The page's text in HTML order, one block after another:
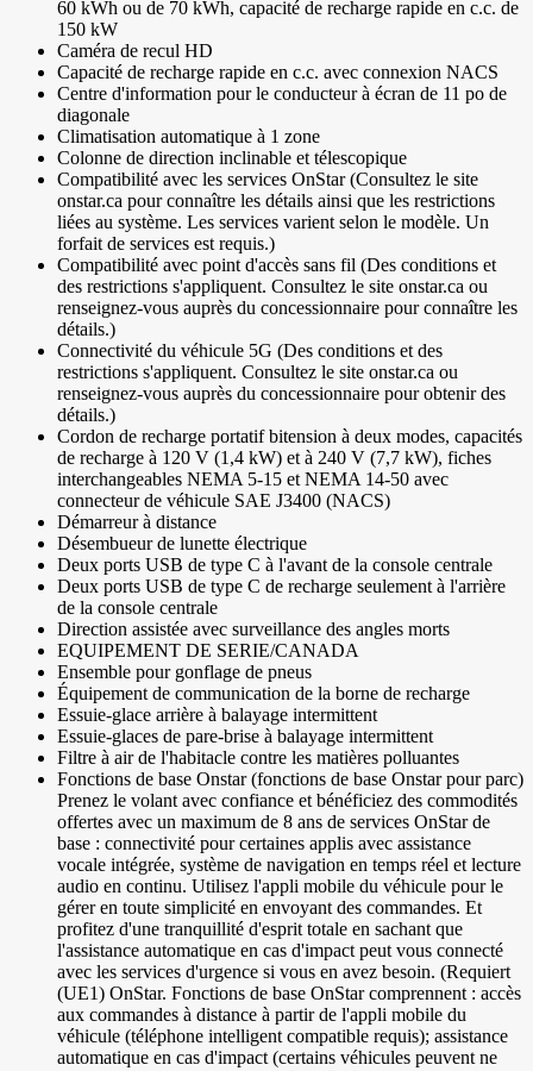
60 kWh ou de 70 kWh, capacité de recharge rapide en c.c. de
150 kW
Caméra de recul HD
Capacité de recharge rapide en c.c. avec connexion NACS
Centre d'information pour le conducteur à écran de 11 po de
diagonale
Climatisation automatique à 1 zone
Colonne de direction inclinable et télescopique
Compatibilité avec les services OnStar (Consultez le site
onstar.ca pour connaître les détails ainsi que les restrictions
liées au système. Les services varient selon le modèle. Un
forfait de services est requis.)
Compatibilité avec point d'accès sans fil (Des conditions et
des restrictions s'appliquent. Consultez le site onstar.ca ou
renseignez-vous auprès du concessionnaire pour connaître les
détails.)
Connectivité du véhicule 5G (Des conditions et des
restrictions s'appliquent. Consultez le site onstar.ca ou
renseignez-vous auprès du concessionnaire pour obtenir des
détails.)
Cordon de recharge portatif bitension à deux modes, capacités
de recharge à 120 V (1,4 kW) et à 240 V (7,7 kW), fiches
interchangeables NEMA 5-15 et NEMA 14-50 avec
connecteur de véhicule SAE J3400 (NACS)
Démarreur à distance
Désembueur de lunette électrique
Deux ports USB de type C à l'avant de la console centrale
Deux ports USB de type C de recharge seulement à l'arrière
de la console centrale
Direction assistée avec surveillance des angles morts
EQUIPEMENT DE SERIE/CANADA
Ensemble pour gonflage de pneus
Équipement de communication de la borne de recharge
Essuie-glace arrière à balayage intermittent
Essuie-glaces de pare-brise à balayage intermittent
Filtre à air de l'habitacle contre les matières polluantes
Fonctions de base Onstar (fonctions de base Onstar pour parc)
Prenez le volant avec confiance et bénéficiez des commodités
offertes avec un maximum de 8 ans de services OnStar de
base : connectivité pour certaines applis avec assistance
vocale intégrée, système de navigation en temps réel et lecture
audio en continu. Utilisez l'appli mobile du véhicule pour le
gérer en toute simplicité en envoyant des commandes. Et
profitez d'une tranquillité d'esprit totale en sachant que
l'assistance automatique en cas d'impact peut vous connecté
avec les services d'urgence si vous en avez besoin. (Requiert
(UE1) OnStar. Fonctions de base OnStar comprennent : accès
aux commandes à distance à partir de l'appli mobile du
véhicule (téléphone intelligent compatible requis); assistance
automatique en cas d'impact (certains véhicules peuvent ne